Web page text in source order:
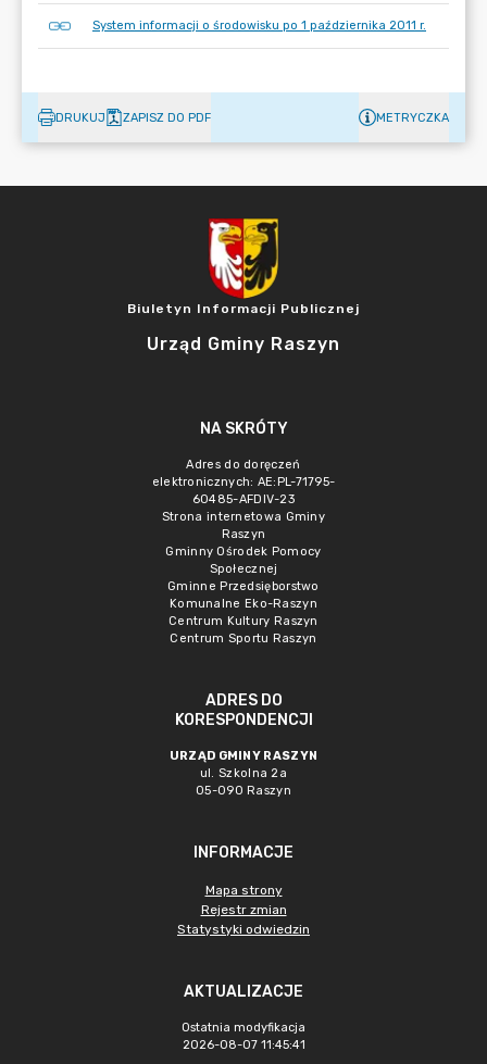
System informacji o środowisku po 1 października 2011 r.
DRUKUJ ZAPISZ DO PDF METRYCZKA
Biuletyn Informacji Publicznej
Urząd Gminy Raszyn
NA SKRÓTY
Adres do doręczeń
elektronicznych: AE:PL-71795-
60485-AFDIV-23
Strona internetowa Gminy
Raszyn
Gminny Ośrodek Pomocy
Społecznej
Gminne Przedsięborstwo
Komunalne Eko-Raszyn
Centrum Kultury Raszyn
Centrum Sportu Raszyn
ADRES DO
KORESPONDENCJI
URZĄD GMINY RASZYN
ul. Szkolna 2a
05-090 Raszyn
INFORMACJE
Mapa strony
Rejestr zmian
Statystyki odwiedzin
AKTUALIZACJE
Ostatnia modyfikacja
2026-08-07 11:45:41